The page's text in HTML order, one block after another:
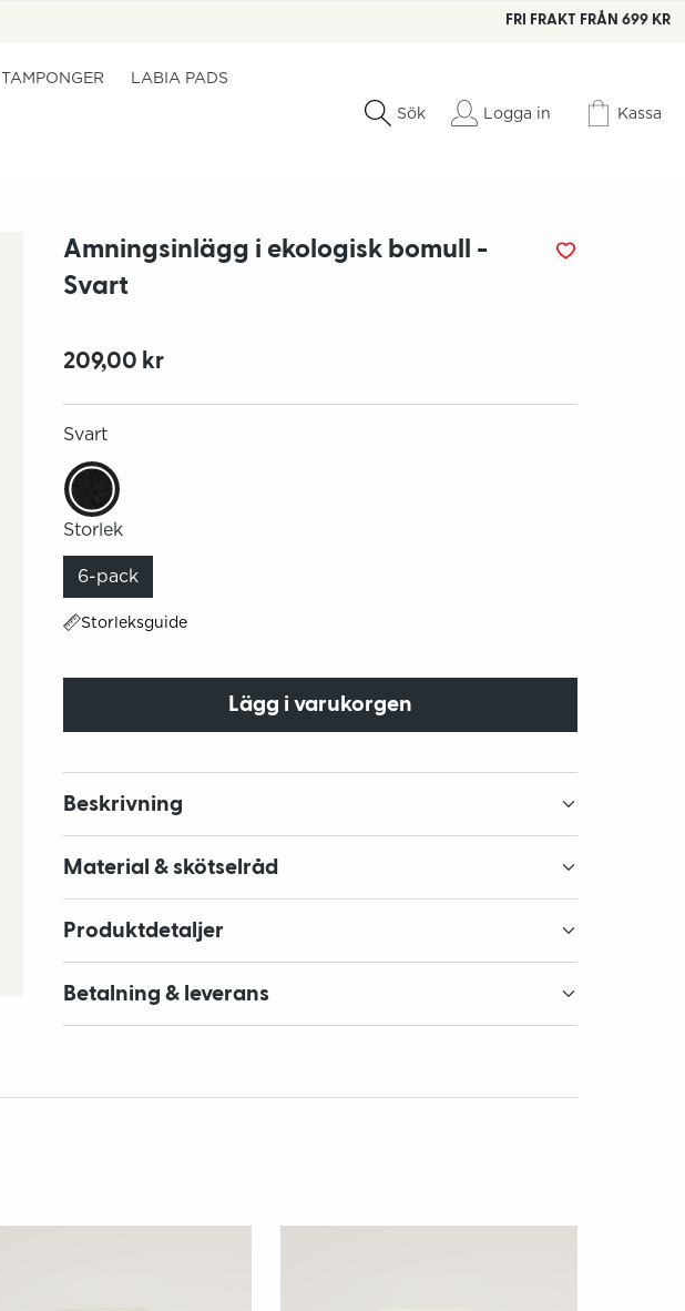
FRI FRAKT FRÅN 699 KR
TAMPONGER LABIA PADS
Sök Logga in Kassa
Amningsinlägg i ekologisk bomull -
Svart
209,00 kr
Svart
Storlek
6-pack
Storleksguide
Lägg i varukorgen
Beskrivning
Material & skötselråd
Produktdetaljer
Betalning & leverans